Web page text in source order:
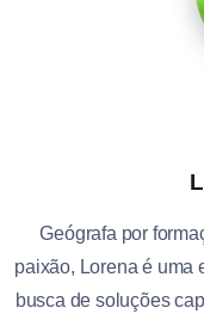
Geógrafa por
paixão, Lorena é uma
busca de soluções